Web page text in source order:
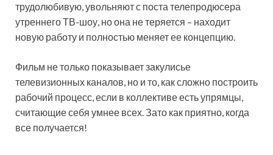
трудолюбивую, увольняют с поста телепродюсера
утреннего ТВ-шоу, но она не теряется – находит
новую работу и полностью меняет ее концепцию.
Фильм не только показывает закулисье
телевизионных каналов, но и то, как сложно построить
рабочий процесс, если в коллективе есть упрямцы,
считающие себя умнее всех. Зато как приятно, когда
все получается!